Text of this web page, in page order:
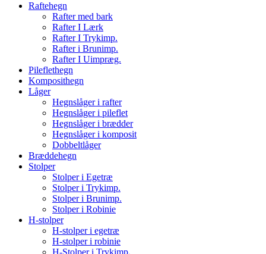
Raftehegn
Rafter med bark
Rafter I Lærk
Rafter I Trykimp.
Rafter i Brunimp.
Rafter I Uimpræg.
Pileflethegn
Komposithegn
Låger
Hegnslåger i rafter
Hegnslåger i pileflet
Hegnslåger i brædder
Hegnslåger i komposit
Dobbeltlåger
Bræddehegn
Stolper
Stolper i Egetræ
Stolper i Trykimp.
Stolper i Brunimp.
Stolper i Robinie
H-stolper
H-stolper i egetræ
H-stolper i robinie
H-Stolper i Trykimp.